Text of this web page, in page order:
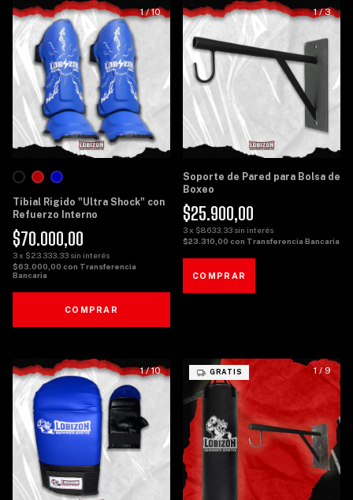
1/10
Tibial Rigido "Ultra Shock" con
Refuerzo Interno
$70.000,00
3x $23.333,33 sin interés
$63.000,00 con Transferencia
Bancaria
COMPRAR
1/3
Soporte de Pared para Bolsa de
Boxeo
$25.900,00
3x $8.633,33 sin interés
$23.310,00 con Transferencia Bancaria
1/10 1/ 9
GRATIS